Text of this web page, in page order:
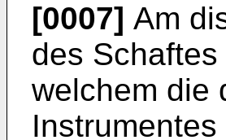
[0007] Am
des
welchem die